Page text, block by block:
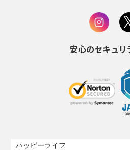
安心のセキュリ
ハッピーライフ